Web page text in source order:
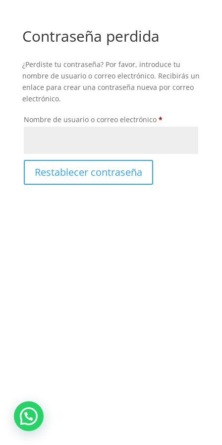
Contraseña perdida
¿Perdiste tu contraseña? Por favor, introduce tu
nombre de usuario o correo electrónico. Recibirás un
enlace para crear una contraseña nueva por correo
electrónico.
Nombre de usuario o correo electrónico *Obligatorio
Restablecer contraseña